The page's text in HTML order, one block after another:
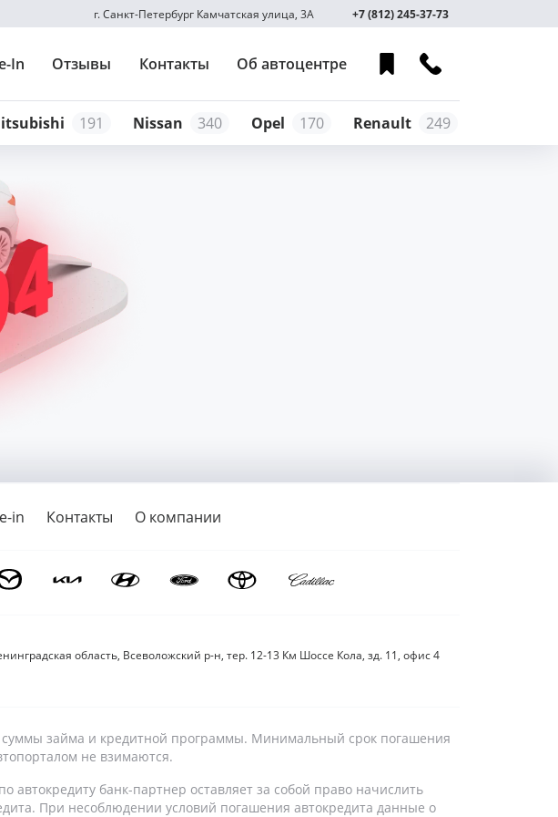
г. Санкт-Петербург Камчатская улица, 3А +7 (812) 245-37-73
In Отзывы Контакты Об автоцентре
191 Nissan 340 Opel 170 Renault 249
in Контакты О компании
область, Всеволожский р-н, тер. 12-13 Км Шоссе Кола, зд. 11, офис 4
суммы займа и кредитной программы. Минимальный срок погашения
не взимаются.
банк-партнер оставляет за собой право начислить
При несоблюдении условий погашения автокредита данные о